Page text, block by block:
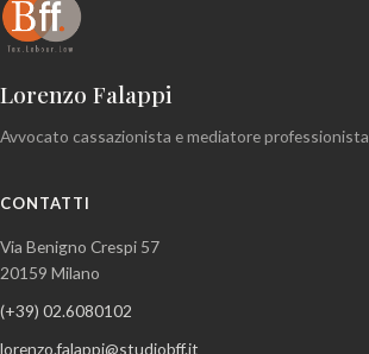
Lorenzo Falappi
Avvocato cassazionista e mediatore professionista
CONTATTI
Via Benigno Crespi 57
20159 Milano
(+39) 02.6080102
lorenzo.falappi@studiobff.it